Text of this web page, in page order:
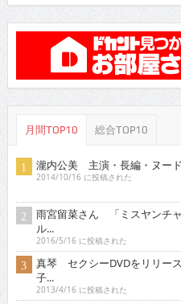
月間TOP10 総合TOP10
瀧内公美 主演・長編・ヌー
2014/10/16 に投稿された
雨宮留菜さん 「ミスヤンチ
ル...
2016/5/16 に投稿された
真琴 セクシーDVDをリリー
子...
2013/4/16 に投稿された